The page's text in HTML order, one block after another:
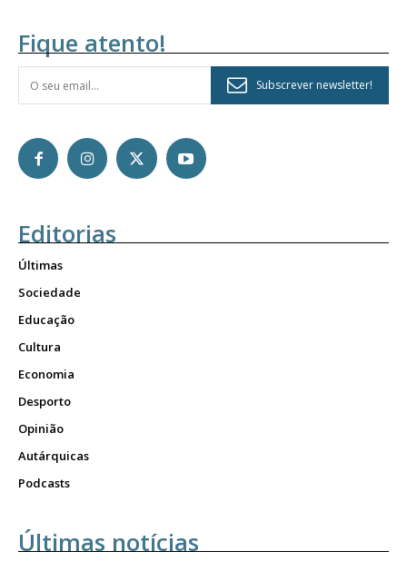
Fique atento!
Subscrever newsletter!
Editorias
Últimas
Sociedade
Educação
Cultura
Economia
Desporto
Opinião
Autárquicas
Podcasts
Últimas notícias